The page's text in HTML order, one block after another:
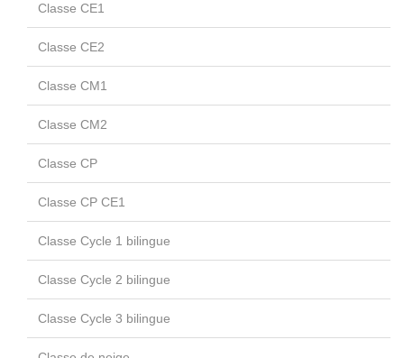
Classe CE1
Classe CE2
Classe CM1
Classe CM2
Classe CP
Classe CP CE1
Classe Cycle 1 bilingue
Classe Cycle 2 bilingue
Classe Cycle 3 bilingue